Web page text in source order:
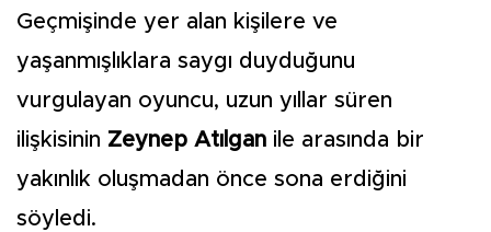
Geçmişinde yer alan kişilere ve
yaşanmışlıklara saygı duyduğunu
vurgulayan oyuncu, uzun yıllar süren
ilişkisinin Zeynep Atılgan ile arasında bir
yakınlık oluşmadan önce sona erdiğini
söyledi.